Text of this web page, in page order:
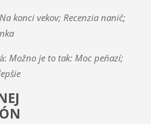
konci vekov; Recenzia nanič;
Možno je to tak: Moc peňazí;